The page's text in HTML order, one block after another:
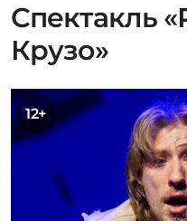
Спектакль
Крузо»
12+